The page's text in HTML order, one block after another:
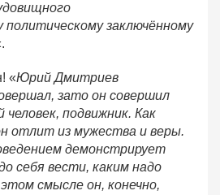
политическому заключённому
«Юрий Дмитриев
зато он совершил
подвижник. Как
отлит из мужества и веры.
демонстрирует
себя вести, каким надо
смысле он, конечно,